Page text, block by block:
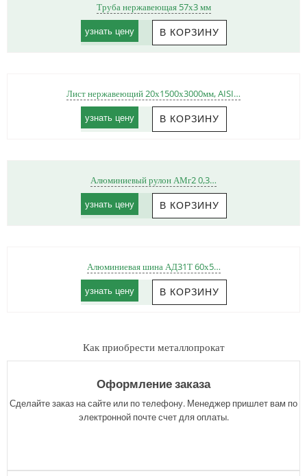
Труба нержавеющая 57х3 мм
узнать цену
Лист нержавеющий 20х1500х3000мм, AISI…
узнать цену
Алюминиевый рулон АМг2 0,3…
узнать цену
Алюминиевая шина АД31Т 60х5…
узнать цену
Как приобрести металлопрокат
Оформление заказа
Сделайте заказ на сайте или по телефону. Менеджер пришлет вам по
электронной почте счет для оплаты.